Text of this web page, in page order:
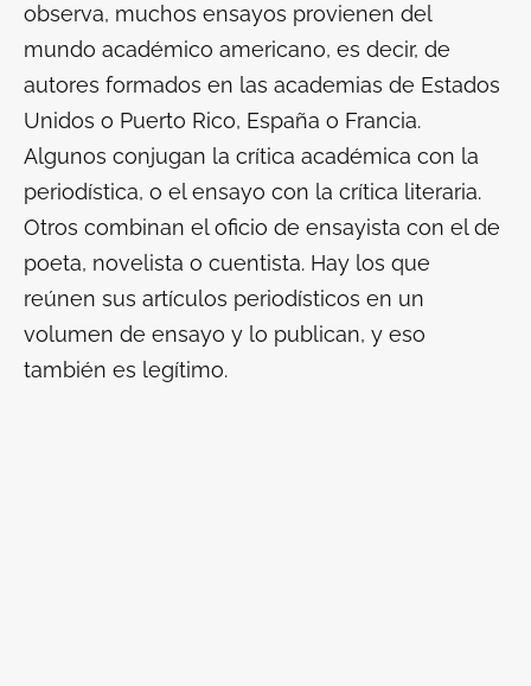
observa, muchos ensayos provienen del
mundo académico americano, es decir, de
autores formados en las academias de Estados
Unidos o Puerto Rico, España o Francia.
Algunos conjugan la crítica académica con la
periodística, o el ensayo con la crítica literaria.
Otros combinan el oficio de ensayista con el de
poeta, novelista o cuentista. Hay los que
reúnen sus artículos periodísticos en un
volumen de ensayo y lo publican, y eso
también es legítimo.